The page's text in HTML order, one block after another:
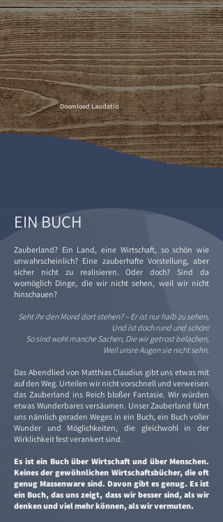
Download Laudatio
EIN BUCH
Zauberland? Ein Land, eine Wirtschaft, so schön wie
unwahrscheinlich? Eine zauberhafte Vorstellung, aber
sicher nicht zu realisieren. Oder doch? Sind da
womöglich Dinge, die wir nicht sehen, weil wir nicht
hinschauen?
Seht ihr den Mond dort stehen? – Er ist nur halb zu sehen,
Und ist doch rund und schön!
So sind wohl manche Sachen, Die wir getrost belachen,
Weil unsre Augen sie nicht sehn.
Das Abendlied von Matthias Claudius gibt uns etwas mit
auf den Weg. Urteilen wir nicht vorschnell und verweisen
das Zauberland ins Reich bloßer Fantasie. Wir würden
etwas Wunderbares versäumen. Unser Zauberland führt
uns nämlich geraden Weges in ein Buch, ein Buch voller
Wunder und Möglichkeiten, die gleichwohl in der
Wirklichkeit fest verankert sind.
Es ist ein Buch über Wirtschaft und über Menschen.
Keines der gewöhnlichen Wirtschaftsbücher, die oft
genug Massenware sind. Davon gibt es genug. Es ist
ein Buch, das uns zeigt, dass wir besser sind, als wir
denken und viel mehr können, als wir vermuten.